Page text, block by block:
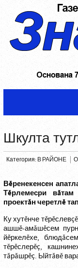
Шкулта
Категория: В РАЙОНЕ
Вĕренекенсен
Тĕрлемесри
проектăн черетлĕ
Ку хутĕнче
ашшĕ-амăшĕсем
йĕркелĕхе,
тĕрĕслерĕç,
тăрăшрĕç. Ыйтăвĕ